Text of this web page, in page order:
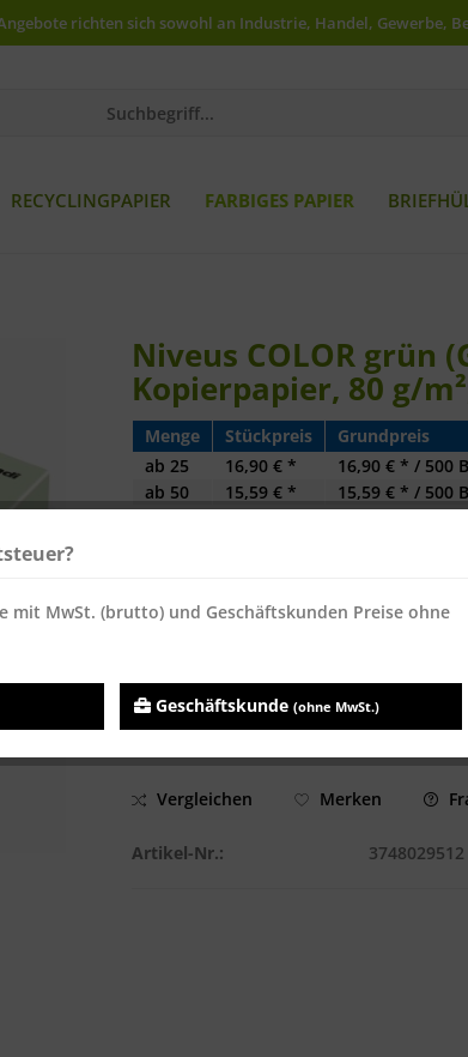
richten sich sowohl an Industrie, Handel, Gewerbe,
RECYCLINGPAPIER FARBIGES PAPIER
Niveus COLOR grün
Kopierpapier, 80 g/
Menge Stückpreis
Grundpreis
ab 25 16,90 € *
16,90 € * / 500
ab 50 15,59 € *
15,59 € * / 500
14,76 € * / 500
14,28 € * / 500
Preise inkl. MwSt.zzgl. Versandkosten —
Sofort versandfertig, Lieferzeit ca. 1-3
Vergleichen Merken
Artikel-Nr.: 3748029512
mit MwSt. (brutto) und Geschäftskunden Preise ohne
Geschäftskunde (ohne MwSt.)